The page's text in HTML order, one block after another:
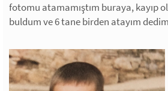
fotomu atamamıştım buraya, kayıp
buldum ve 6 tane birden atayım